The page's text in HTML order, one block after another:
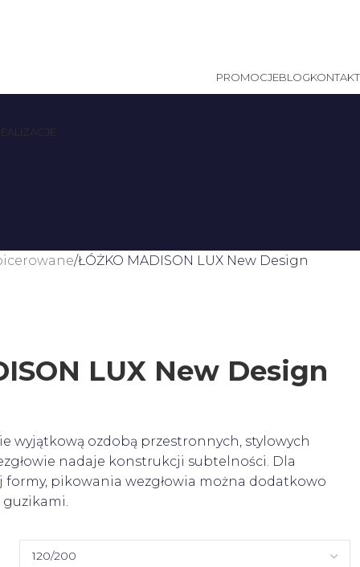
PROMOCJEBLOGKONTAKT
ŁÓŻKO MADISON LUX New Design
LUX New Design
wyjątkową ozdobą przestronnych, stylowych
nadaje konstrukcji subtelności. Dla
pikowania wezgłowia można dodatkowo